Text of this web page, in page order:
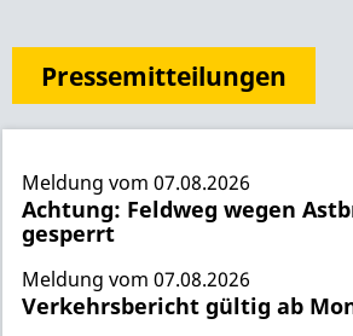
Pressemitteilungen
Meldung vom 07.08.2026
Achtung: Feldweg wegen
gesperrt
Meldung vom 07.08.2026
Verkehrsbericht gültig ab